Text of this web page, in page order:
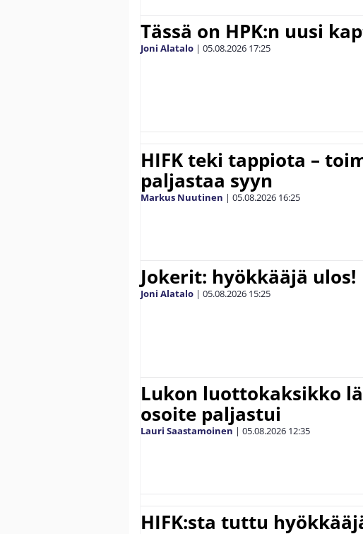
Tässä on HPK:n uusi
Joni Alatalo | 05.08.2026 17:25
HIFK teki tappiota –
paljastaa syyn
Markus Nuutinen | 05.08.2026 16:25
Jokerit: hyökkääjä ulos!
Joni Alatalo | 05.08.2026 15:25
Lukon luottokaksikko
osoite paljastui
Lauri Saastamoinen | 05.08.2026 12:35
HIFK:sta tuttu